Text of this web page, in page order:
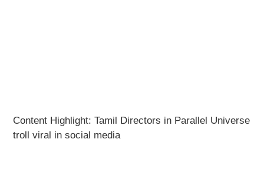
Content Highlight: Tamil Directors in Parallel Universe
troll viral in social media